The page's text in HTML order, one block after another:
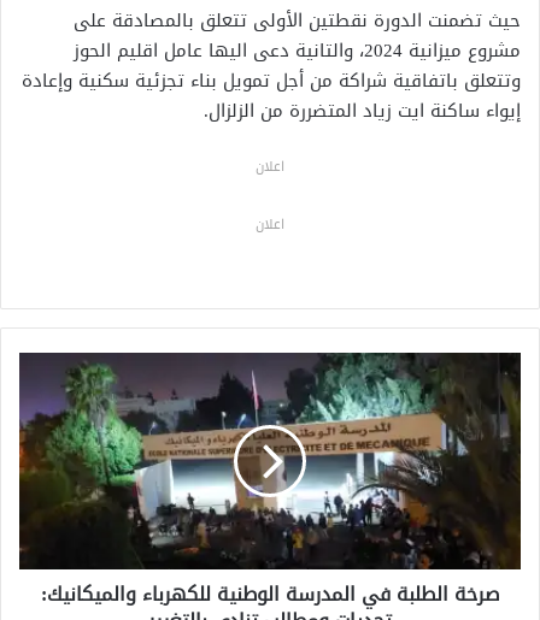
حيث تضمنت الدورة نقطتين الأولى تتعلق بالمصادقة على
مشروع ميزانية 2024، والتانية دعى اليها عامل اقليم الحوز
وتتعلق باتفاقية شراكة من أجل تمويل بناء تجزئية سكنية وإعادة
إيواء ساكنة ايت زياد المتضررة من الزلزال.
اعلان
اعلان
ر
خ
ب
صرخة الطلبة في المدرسة الوطنية للكهرباء والميكانيك: